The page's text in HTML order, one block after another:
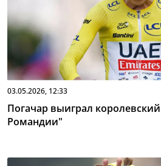
03.05.2026, 12:33
Погачар выиграл королевский
Романдии"